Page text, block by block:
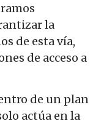
la
de esta vía,
de acceso a
de un plan
actúa en la